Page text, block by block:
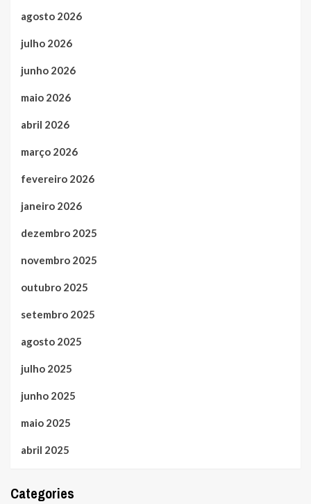
agosto 2026
julho 2026
junho 2026
maio 2026
abril 2026
março 2026
fevereiro 2026
janeiro 2026
dezembro 2025
novembro 2025
outubro 2025
setembro 2025
agosto 2025
julho 2025
junho 2025
maio 2025
abril 2025
Categories